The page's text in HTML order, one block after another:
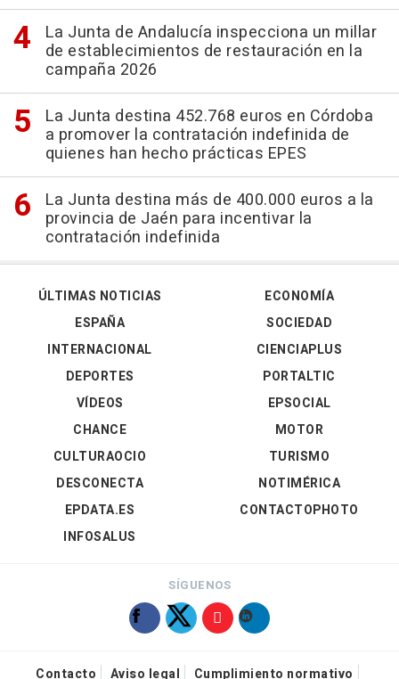
La Junta de Andalucía inspecciona un millar
de establecimientos de restauración en la
campaña 2026
La Junta destina 452.768 euros en Córdoba
a promover la contratación indefinida de
quienes han hecho prácticas EPES
La Junta destina más de 400.000 euros a la
provincia de Jaén para incentivar la
contratación indefinida
ÚLTIMAS NOTICIAS
ESPAÑA
INTERNACIONAL
DEPORTES
VÍDEOS
ECONOMÍA
SOCIEDAD
CIENCIAPLUS
PORTALTIC
EPSOCIAL
CHANCE
CULTURAOCIO
DESCONECTA
EPDATA.ES
INFOSALUS
MOTOR
TURISMO
NOTIMÉRICA
CONTACTOPHOTO
SÍGUENOS
Contacto Aviso legal Cumplimiento normativo